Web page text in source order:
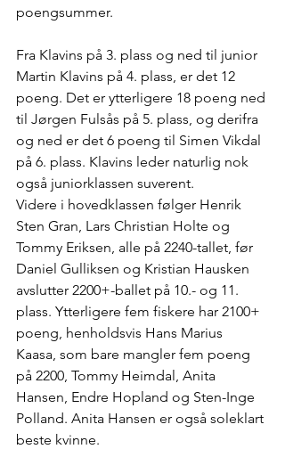
poengsummer.
Fra Klavins på 3. plass og ned til junior
Martin Klavins på 4. plass, er det 12
poeng. Det er ytterligere 18 poeng ned
til Jørgen Fulsås på 5. plass, og derifra
og ned er det 6 poeng til Simen Vikdal
på 6. plass. Klavins leder naturlig nok
også juniorklassen suverent.
Videre i hovedklassen følger Henrik
Sten Gran, Lars Christian Holte og
Tommy Eriksen, alle på 2240-tallet, før
Daniel Gulliksen og Kristian Hausken
avslutter 2200+-ballet på 10.- og 11.
plass. Ytterligere fem fiskere har 2100+
poeng, henholdsvis Hans Marius
Kaasa, som bare mangler fem poeng
på 2200, Tommy Heimdal, Anita
Hansen, Endre Hopland og Sten-Inge
Polland. Anita Hansen er også soleklart
beste kvinne.